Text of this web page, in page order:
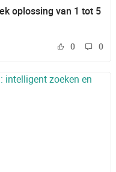
oplossing van 1 tot 5
0 0